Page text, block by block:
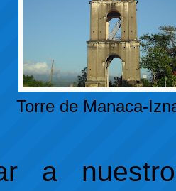
Torre de Manaca-
a